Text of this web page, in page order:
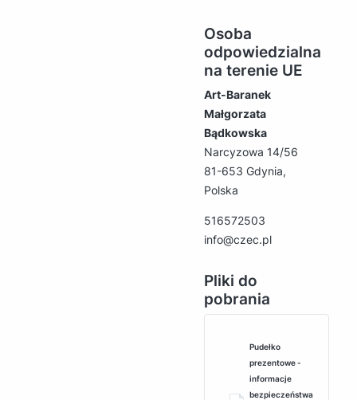
Osoba
odpowiedzialna
na terenie UE
Art-Baranek
Małgorzata
Bądkowska
Narcyzowa 14/56
81-653 Gdynia,
Polska
516572503
info@czec.pl
Pliki do
pobrania
Pudełko
prezentowe -
informacje
bezpieczeństwa